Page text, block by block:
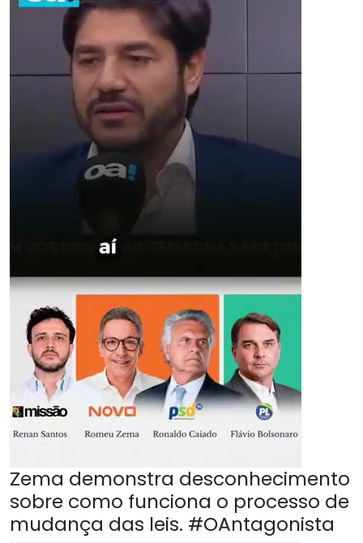
Zema demonstra desconhecimento
sobre como funciona o processo de
mudança das leis. #OAntagonista